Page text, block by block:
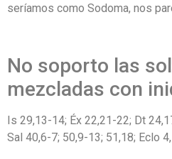
seríamos como Sodoma, nos
No soporto las
mezcladas con
Is 29,13-14; Éx 22,21-22; Dt
Sal 40,6-7; 50,9-13; 51,18; Eclo